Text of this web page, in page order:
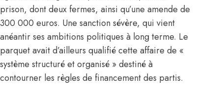
prison, dont deux fermes, ainsi qu’une amende de
300 000 euros. Une sanction sévère, qui vient
anéantir ses ambitions politiques à long terme. Le
parquet avait d’ailleurs qualifié cette affaire de «
système structuré et organisé » destiné à
contourner les règles de financement des partis.